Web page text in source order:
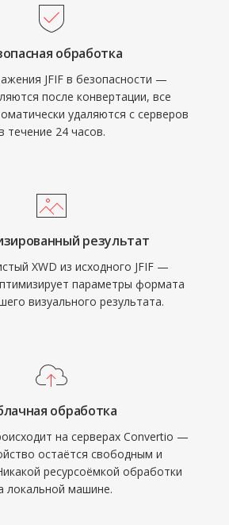
обработка
JFIF в безопасности —
после конвертации, все
удаляются с серверов
течение 24 часов.
результат
XWD из исходного JFIF —
параметры формата
визуального результата.
обработка
на серверах Convertio —
остаётся свободным и
ресурсоёмкой обработки
локальной машине.